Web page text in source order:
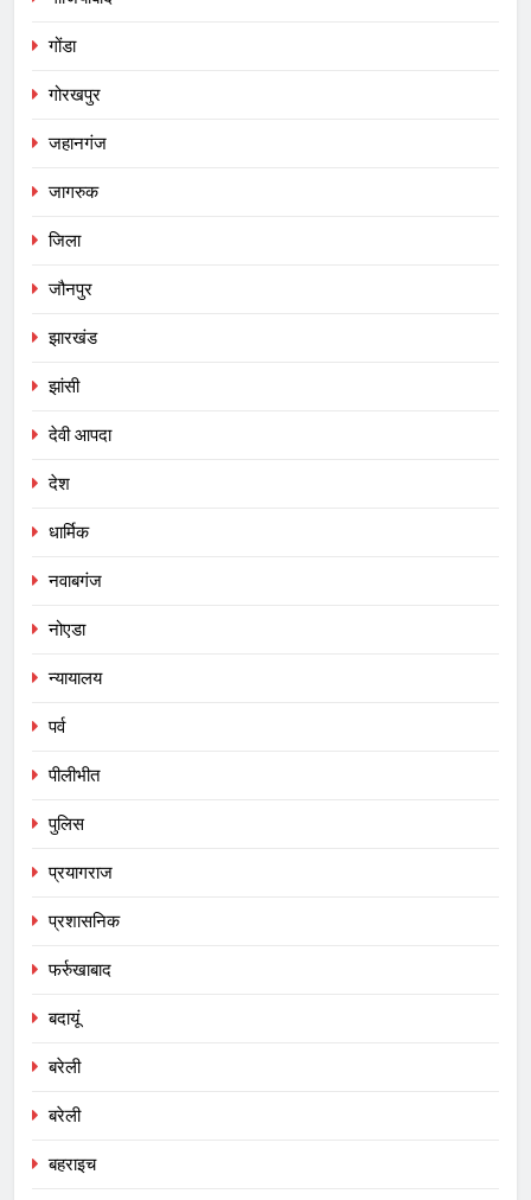
गोंडा
गोरखपुर
जहानगंज
जागरुक
जिला
जौनपुर
झारखंड
झांसी
देवी आपदा
देश
धार्मिक
नवाबगंज
नोएडा
न्यायालय
पर्व
पीलीभीत
पुलिस
प्रयागराज
प्रशासनिक
फर्रुखाबाद
बदायूं
बरेली
बरेली
बहराइच